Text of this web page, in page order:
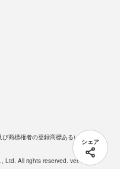
シェア
商標権者の登録商標あるいは商標で
All rights reserved. ver.1.5